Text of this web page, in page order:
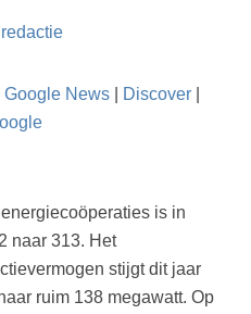
redactie
Google News| Discover|
is in
naar 313. Het
stijgt dit jaar
ruim 138 megawatt. Op